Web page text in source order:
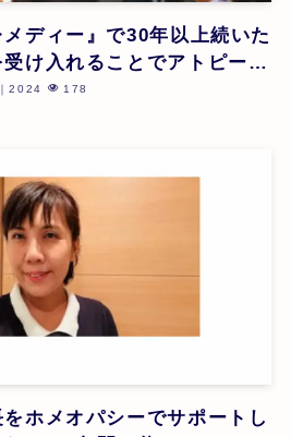
メディー』で30年以上続いた
け入れることでアトピー性
したケース | 井手麻子 | 第
2024 178
ホメオパシーでサポートし